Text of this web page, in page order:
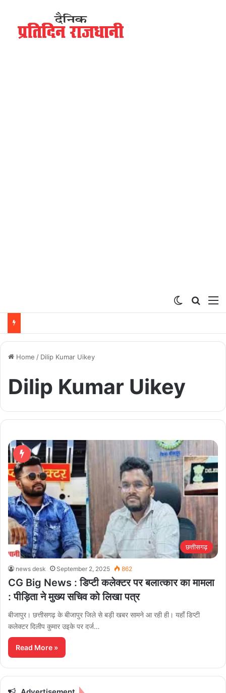
Switch skin
Home / Dilip Kumar Uikey
Dilip Kumar Uikey
छत्तीसगढ़
news desk September 2, 2025 862
CG Big News : डिप्टी कलेक्टर पर बलात्कार का मामला
: पीड़िता ने मुख्य सचिव को लिखा पत्र
बीजापुर। छत्तीसगढ़ के बीजापुर जिले से बड़ी खबर सामने आ रही ही। यहाँ डिप्टी
कलेक्टर दिलीप कुमार उइके पर दर्ज…
Read More »